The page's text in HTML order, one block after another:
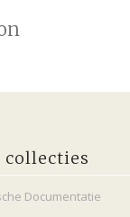
collecties
Documentatie